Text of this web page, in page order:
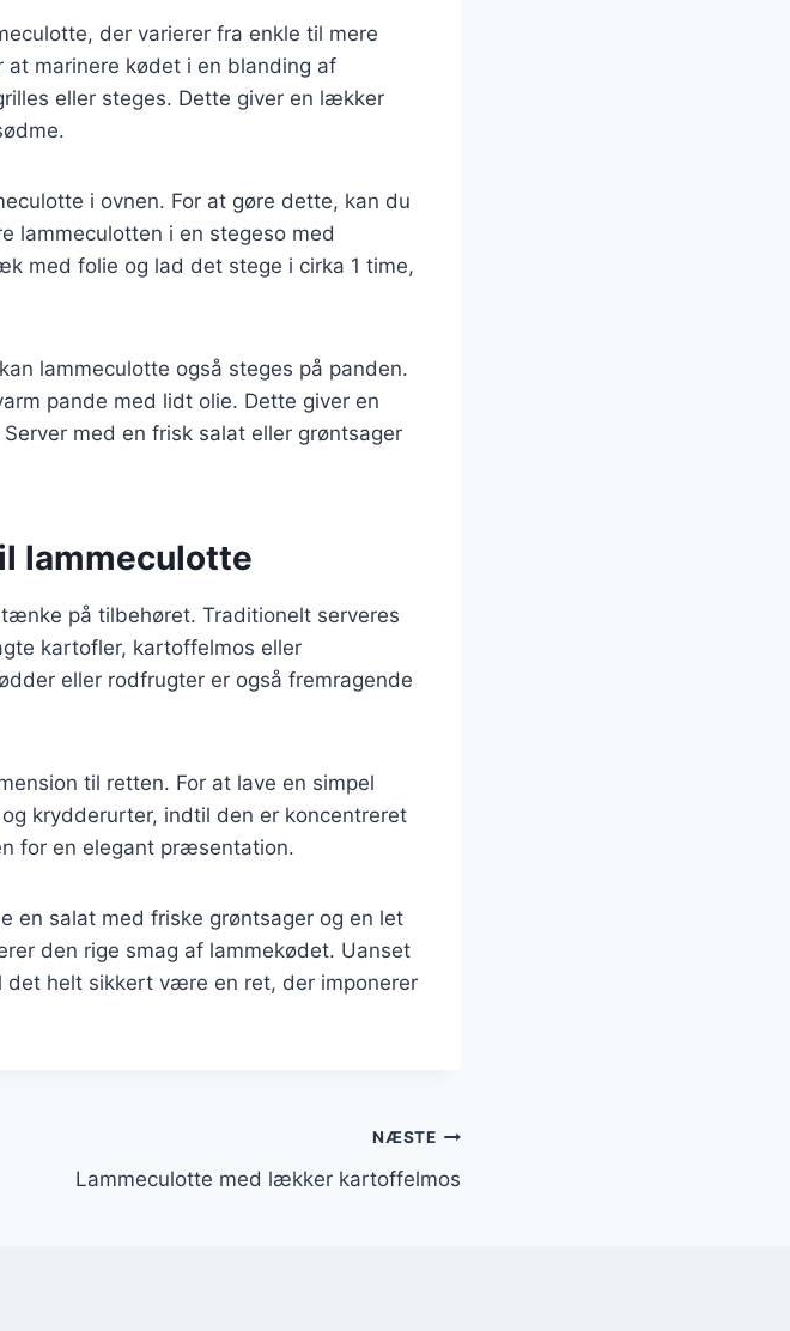
der varierer fra enkle til mere
at marinere kødet i en blanding af
eller steges. Dette giver en lækker
i ovnen. For at gøre dette, kan du
lammeculotten i en stegeso med
med folie og lad det stege i cirka 1 time,
lammeculotte også steges på panden.
pande med lidt olie. Dette giver en
med en frisk salat eller grøntsager
lammeculotte
på tilbehøret. Traditionelt serveres
kartofler, kartoffelmos eller
eller rodfrugter er også fremragende
til retten. For at lave en simpel
krydderurter, indtil den er koncentreret
for en elegant præsentation.
en salat med friske grøntsager og en let
den rige smag af lammekødet. Uanset
helt sikkert være en ret, der imponerer
NÆSTE
Lammeculotte med lækker kartoffelmos